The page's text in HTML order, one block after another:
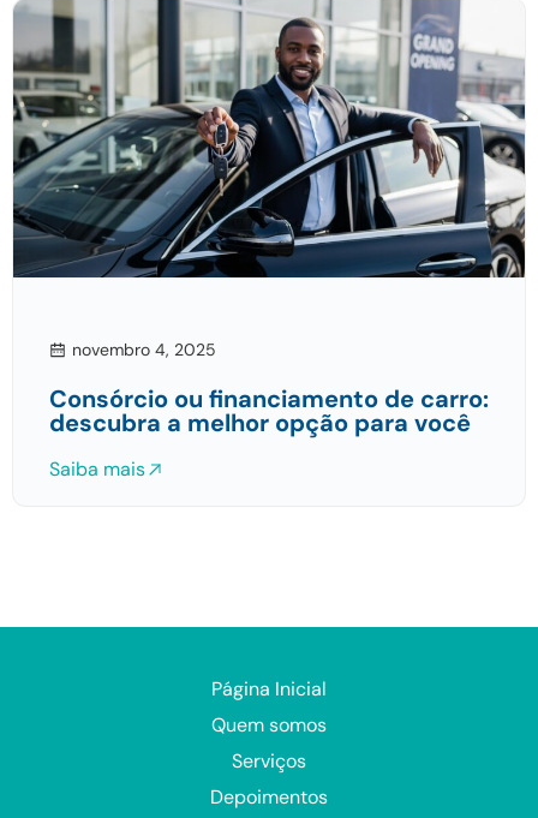
novembro 4, 2025
Consórcio ou financiamento de carro:
descubra a melhor opção para você
Saiba mais
Página Inicial
Quem somos
Serviços
Depoimentos